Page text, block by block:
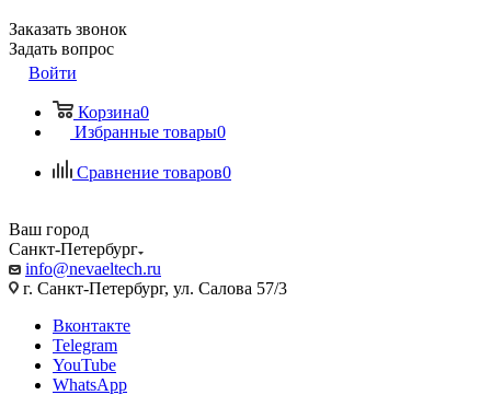
Заказать звонок
Задать вопрос
Войти
Корзина0
Избранные товары0
Сравнение товаров0
Ваш город
Санкт-Петербург
info@nevaeltech.ru
г. Санкт-Петербург, ул. Салова 57/3
Вконтакте
Telegram
YouTube
WhatsApp